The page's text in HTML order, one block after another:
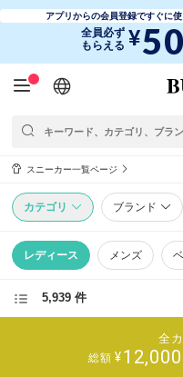
アプリからの会員登録ですぐに
全員必ず
もらえる ¥
日本語
English
简体中文
繁體中文
スニーカー一覧ページ
カテゴリ ブランド
レディース メンズ
5,939 件
全
総額 ¥12,000